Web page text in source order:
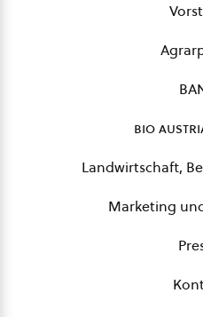
bio
Landwirtschaft,
Marketing